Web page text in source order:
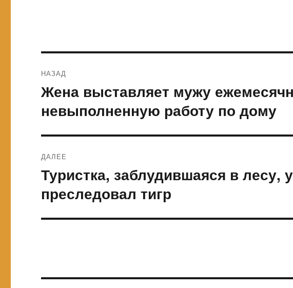
по
записям
НАЗАД
Предыдущая
Жена выставляет мужу
невыполненную работу по дому
ДАЛЕЕ
Следующая
запись:
Туристка, заблудившаяся в лесу,
преследовал тигр